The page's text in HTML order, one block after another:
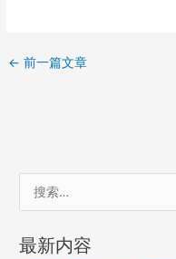
← 前一篇文章
索
最新内容